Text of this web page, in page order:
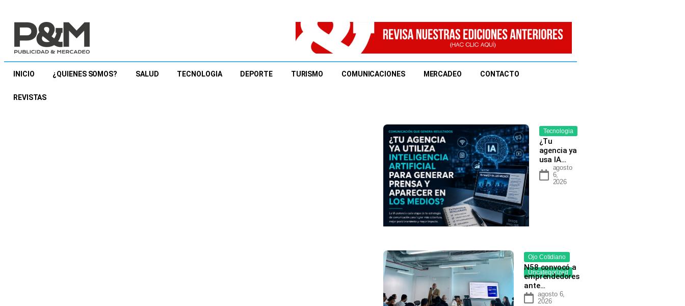
INICIO ¿QUIENES SOMOS? SALUD TECNOLOGIA DEPORTE TURISMO COMUNICACIONES MERCADEO CONTACTO
REVISTAS
Tecnologia
¿Tu
agencia ya
usa IA…
agosto
6,
2026
Ojo Cotidiano
Uncategorized
N58 convocó a
emprendedores
ante…
agosto 6,
2026